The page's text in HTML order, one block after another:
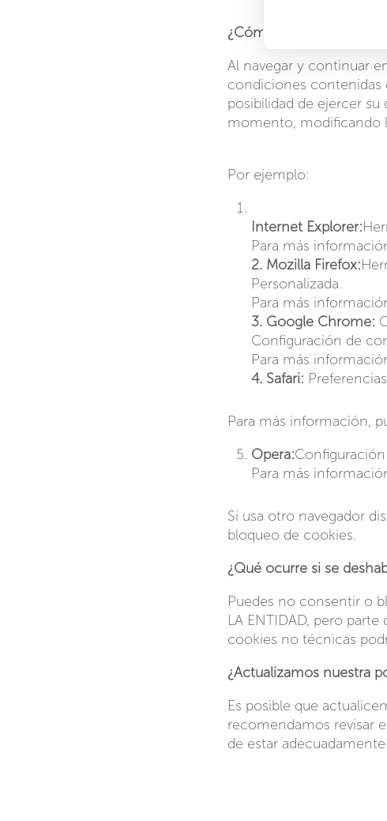
¿Cómo puede configurar
Al navegar y continuar
condiciones contenidas
posibilidad de ejercer
momento, modificando
Por ejemplo:
Internet Explorer:
Para más
2. Mozilla Firefox:
Personalizada.
Para más
3. Google Chrome:
Configuración de
Para más
4. Safari:
Para más información,
Opera:
Para más
Si usa otro navegador
bloqueo de cookies.
¿Qué ocurre si se
Puedes no consentir o
LA ENTIDAD, pero
cookies no técnicas
¿Actualizamos nuestra
Es posible que
recomendamos revisar
de estar